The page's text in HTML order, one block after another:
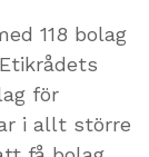
118 bolag
för
i allt större